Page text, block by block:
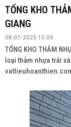
TỔNG KHO
GIANG
08-07-2025 13:09
TỔNG KHO THẢM
loại thảm nhựa trải